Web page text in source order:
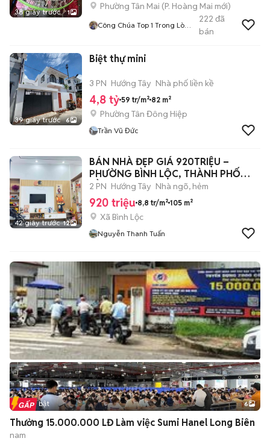
38 giây trước 1
Phường Tân Mai (P. Hoàng Mai mới)
Công Chúa Top 1 Trong Lòng
222 đã
bán
39 giây trước 6
Biệt thự mini
3 PN Hướng Tây Nhà phố liền kề
4,8 tỷ 59 tr/m² 82 m²
Phường Tân Đông Hiệp
Trần Vũ Đức
42 giây trước 12
BÁN NHÀ ĐẸP GIÁ 920TRIỆU –
PHƯỜNG BÌNH LỘC, THÀNH PHỐ
ĐỒNG NAI
2 PN Hướng Tây Nhà ngõ, hẻm
920 triệu 8,8 tr/m² 105 m²
Xã Bình Lộc
Nguyễn Thanh Tuấn
+2
Tin nổi bật 6
Thưởng 15.000.000 LĐ Làm việc Sumi Hanel Long Biên
nam